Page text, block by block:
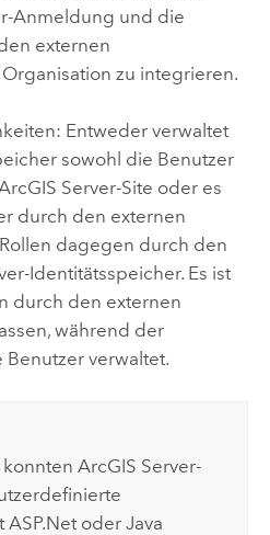
-Anmeldung und die
externen
zu integrieren.
Entweder verwaltet
sowohl die Benutzer
Server-Site oder es
durch den externen
dagegen durch den
-Identitätsspeicher. Es ist
durch den externen
während der
verwaltet.
konntenArcGIS Server-
ASP.Net oderJava